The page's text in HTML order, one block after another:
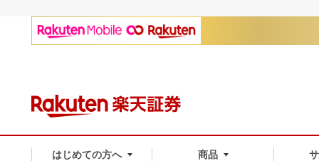
はじめての方へ 商品